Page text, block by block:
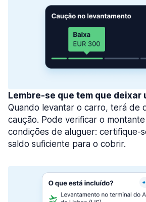
Lembre-se que tem que deixar
Quando levantar o carro, terá de
caução. Pode verificar o
condições de aluguer: certifique-
saldo suficiente para o cobrir.